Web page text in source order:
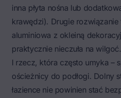
inna płyta nośna lub
krawędzi). Drugie rozwiązanie
aluminiowa z okleiną
praktycznie nieczuła na wilgoć.
I rzecz, która często umyka –
ościeżnicy do podłogi. Dolny
łazience nie powinien stać